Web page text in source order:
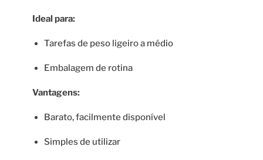
Ideal para:
Tarefas de peso ligeiro a médio
Embalagem de rotina
Vantagens:
Barato, facilmente disponível
Simples de utilizar